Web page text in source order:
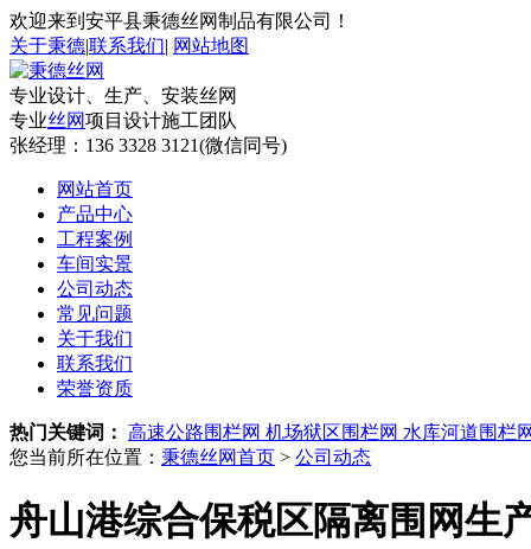
欢迎来到安平县秉德丝网制品有限公司！
关于秉德|联系我们| 网站地图
专业设计、生产、安装丝网
专业丝网项目设计施工团队
张经理： 136 3328 3121(微信同号)
网站首页
产品中心
工程案例
车间实景
公司动态
常见问题
关于我们
联系我们
荣誉资质
热门关键词： 高速公路围栏网 机场狱区围栏网 水库河道围栏
您当前所在位置： 秉德丝网首页 > 公司动态
舟山港综合保税区隔离围网生